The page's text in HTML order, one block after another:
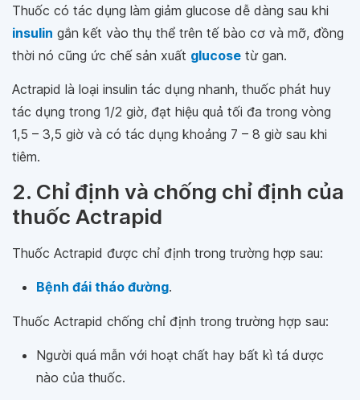
Thuốc có tác dụng làm giảm glucose dễ dàng sau khi
insulin gắn kết vào thụ thể trên tế bào cơ và mỡ, đồng
thời nó cũng ức chế sản xuất glucose từ gan.
Actrapid là loại insulin tác dụng nhanh, thuốc phát huy
tác dụng trong 1/2 giờ, đạt hiệu quả tối đa trong vòng
1,5 – 3,5 giờ và có tác dụng khoảng 7 – 8 giờ sau khi
tiêm.
2. Chỉ định và chống chỉ định của
thuốc Actrapid
Thuốc Actrapid được chỉ định trong trường hợp sau:
Bệnh đái tháo đường.
Thuốc Actrapid chống chỉ định trong trường hợp sau:
Người quá mẫn với hoạt chất hay bất kì tá dược
nào của thuốc.